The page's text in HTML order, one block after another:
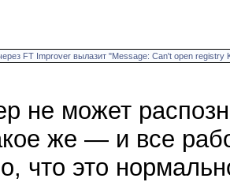
FT Improver вылазит "Message: Can't open
не может
же — и все
что это